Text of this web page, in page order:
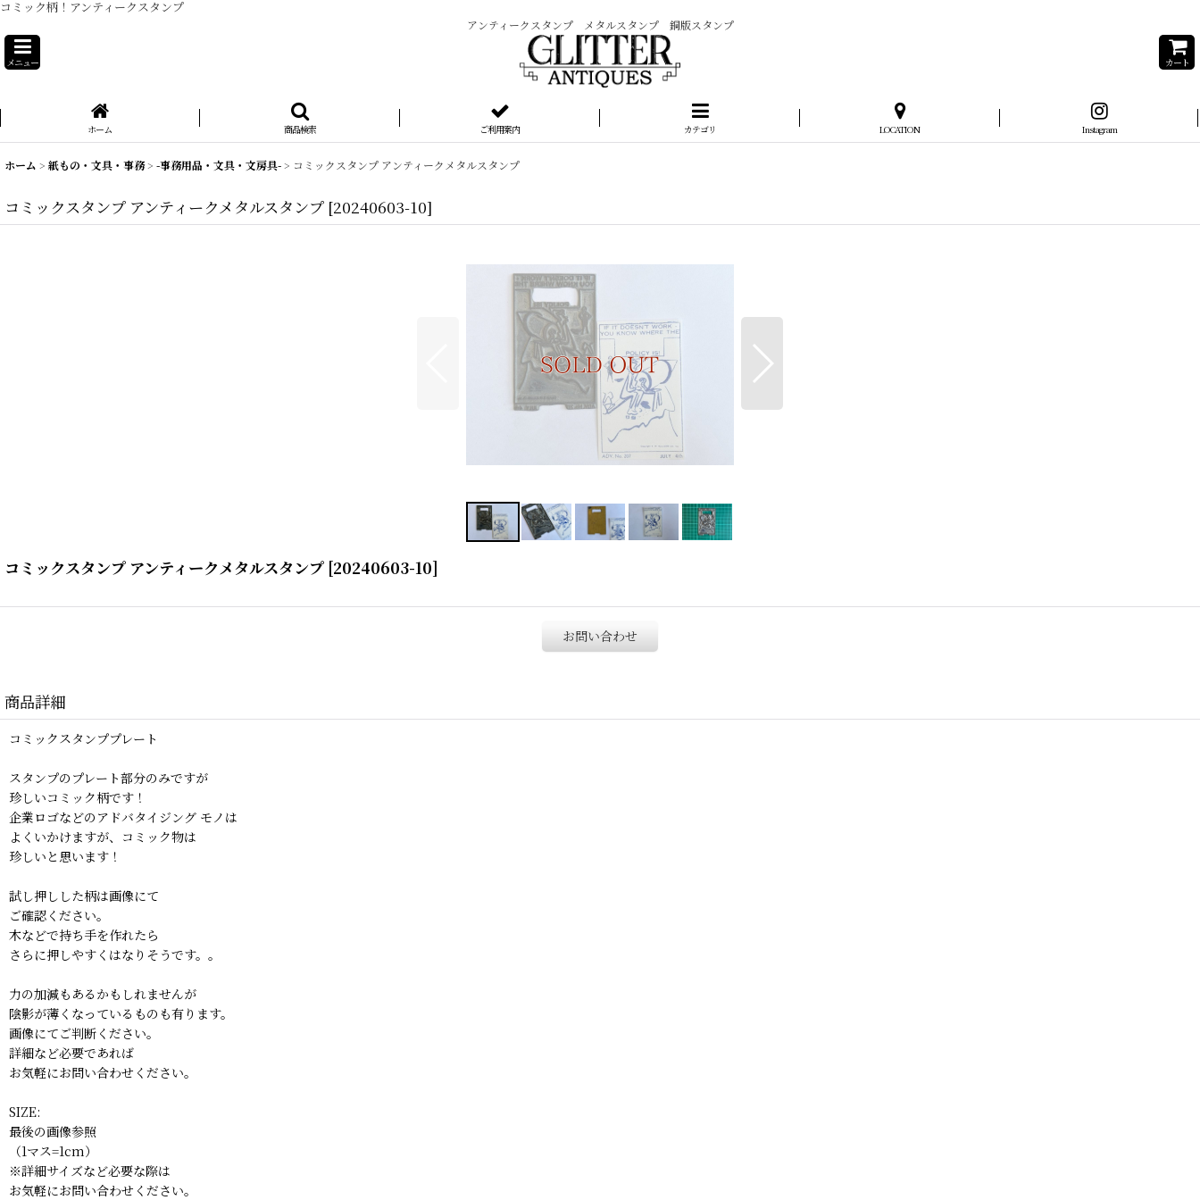
コミック柄！アンティークスタンプ
アンティークスタンプ メタルスタンプ 銅版スタンプ
メニュー カート
ホーム 商品検索 ご利用案内 カテゴリ LOCATION Instagram
ホーム > 紙もの・文具・事務> -事務用品・文具・文房具-> コミックスタンプ アンティークメタルスタンプ
コミックスタンプ アンティークメタルスタンプ [20240603-10]
コミックスタンプ アンティークメタルスタンプ [20240603-10]
お問い合わせ
商品詳細
コミックスタンププレート
スタンプのプレート部分のみですが
珍しいコミック柄です！
企業ロゴなどのアドバタイジング モノは
よくいかけますが、コミック物は
珍しいと思います！
試し押しした柄は画像にて
ご確認ください。
木などで持ち手を作れたら
さらに押しやすくはなりそうです。。
力の加減もあるかもしれませんが
陰影が薄くなっているものも有ります。
画像にてご判断ください。
詳細など必要であれば
お気軽にお問い合わせください。
SIZE:
最後の画像参照
（1マス=1cm）
※詳細サイズなど必要な際は
お気軽にお問い合わせください。